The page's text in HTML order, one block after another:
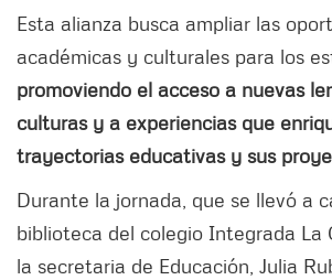
Esta alianza busca ampliar las
académicas y culturales para los
promoviendo el acceso a nuevas
culturas y a experiencias que
trayectorias educativas y sus
Durante la jornada, que se llevó a
biblioteca del colegio Integrada La
la secretaria de Educación, Julia